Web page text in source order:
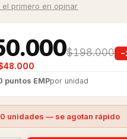
el primero en opinar
$198.000
puntos EMPpor unidad
unidades — se agotan rápido